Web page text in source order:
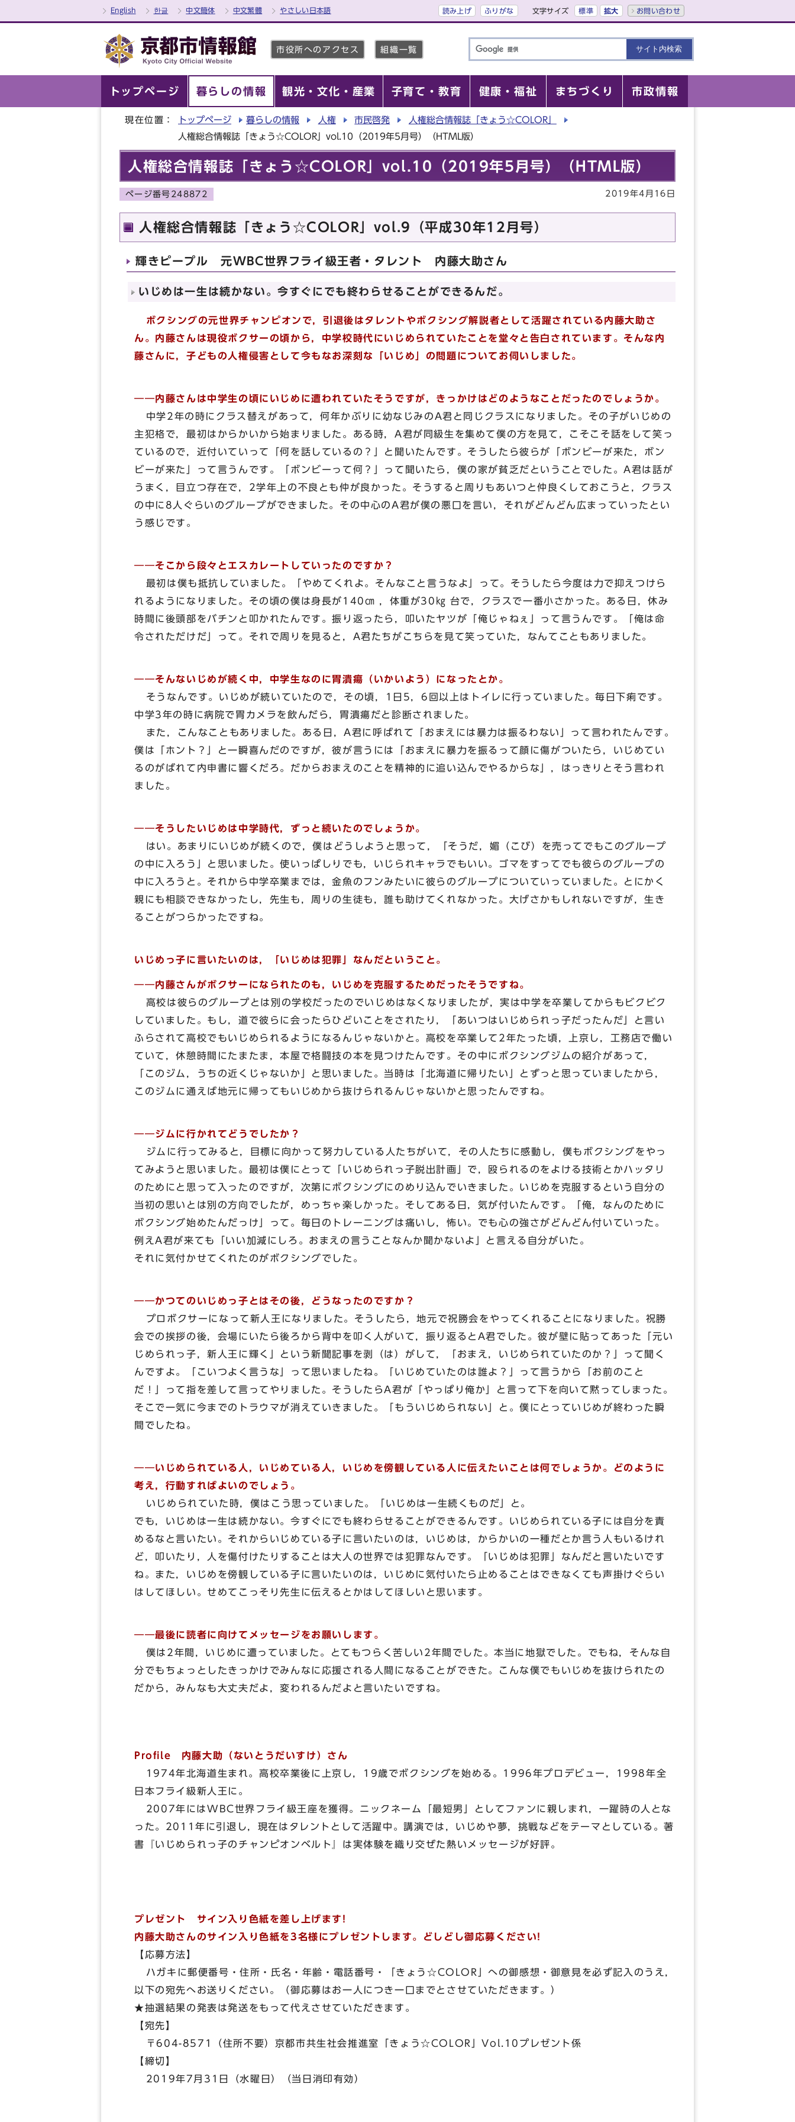
English 한글 中文簡体 中文繁體 やさしい日本語 読み上げ ふりがな 文字サイズ 標準 拡大 お問い合わせ
市役所へのアクセス 組織一覧
トップページ 暮らしの情報 観光・文化・産業 子育て・教育 健康・福祉 まちづくり 市政情報
現在位置： トップページ 暮らしの情報 人権 市民啓発
人権総合情報誌「きょう☆COLOR」
人権総合情報誌「きょう☆COLOR」vol.10（2019年5月号）（HTML版）
人権総合情報誌「きょう☆COLOR」vol.10（2019年5月号）（HTML版）
ページ番号248872 2019年4月16日
人権総合情報誌「きょう☆COLOR」vol.9（平成30年12月号）
輝きピープル 元WBC世界フライ級王者・タレント 内藤大助さん
いじめは一生は続かない。今すぐにでも終わらせることができるんだ。
ボクシングの元世界チャンピオンで，引退後はタレントやボクシング解説者として活躍されている内藤大助さ
ん。内藤さんは現役ボクサーの頃から，中学校時代にいじめられていたことを堂々と告白されています。そんな内
藤さんに，子どもの人権侵害として今もなお深刻な「いじめ」の問題についてお伺いしました。
――内藤さんは中学生の頃にいじめに遭われていたそうですが，きっかけはどのようなことだったのでしょうか。
中学2年の時にクラス替えがあって，何年かぶりに幼なじみのA君と同じクラスになりました。その子がいじめの
主犯格で，最初はからかいから始まりました。ある時，A君が同級生を集めて僕の方を見て，こそこそ話をして笑っ
ているので，近付いていって「何を話しているの？」と聞いたんです。そうしたら彼らが「ボンビーが来た，ボン
ビーが来た」って言うんです。「ボンビーって何？」って聞いたら，僕の家が貧乏だということでした。A君は話が
うまく，目立つ存在で，2学年上の不良とも仲が良かった。そうすると周りもあいつと仲良くしておこうと，クラス
の中に8人ぐらいのグループができました。その中心のA君が僕の悪口を言い，それがどんどん広まっていったとい
う感じです。
――そこから段々とエスカレートしていったのですか？
最初は僕も抵抗していました。「やめてくれよ。そんなこと言うなよ」って。そうしたら今度は力で抑えつけら
れるようになりました。その頃の僕は身長が140㎝ ，体重が30㎏ 台で，クラスで一番小さかった。ある日，休み
時間に後頭部をバチンと叩かれたんです。振り返ったら，叩いたヤツが「俺じゃねぇ」って言うんです。「俺は命
令されただけだ」って。それで周りを見ると，A君たちがこちらを見て笑っていた，なんてこともありました。
――そんないじめが続く中，中学生なのに胃潰瘍（いかいよう）になったとか。
そうなんです。いじめが続いていたので，その頃，1日5，6回以上はトイレに行っていました。毎日下痢です。
中学3年の時に病院で胃カメラを飲んだら，胃潰瘍だと診断されました。
また，こんなこともありました。ある日，A君に呼ばれて「おまえには暴力は振るわない」って言われたんです。
僕は「ホント？」と一瞬喜んだのですが，彼が言うには「おまえに暴力を振るって顔に傷がついたら，いじめてい
るのがばれて内申書に響くだろ。だからおまえのことを精神的に追い込んでやるからな」，はっきりとそう言われ
ました。
――そうしたいじめは中学時代，ずっと続いたのでしょうか。
はい。あまりにいじめが続くので，僕はどうしようと思って，「そうだ，媚（こび）を売ってでもこのグループ
の中に入ろう」と思いました。使いっぱしりでも，いじられキャラでもいい。ゴマをすってでも彼らのグループの
中に入ろうと。それから中学卒業までは，金魚のフンみたいに彼らのグループについていっていました。とにかく
親にも相談できなかったし，先生も，周りの生徒も，誰も助けてくれなかった。大げさかもしれないですが，生き
ることがつらかったですね。
いじめっ子に言いたいのは，「いじめは犯罪」なんだということ。
――内藤さんがボクサーになられたのも，いじめを克服するためだったそうですね。
高校は彼らのグループとは別の学校だったのでいじめはなくなりましたが，実は中学を卒業してからもビクビク
していました。もし，道で彼らに会ったらひどいことをされたり，「あいつはいじめられっ子だったんだ」と言い
ふらされて高校でもいじめられるようになるんじゃないかと。高校を卒業して2年たった頃，上京し，工務店で働い
ていて，休憩時間にたまたま，本屋で格闘技の本を見つけたんです。その中にボクシングジムの紹介があって，
「このジム，うちの近くじゃないか」と思いました。当時は「北海道に帰りたい」とずっと思っていましたから，
このジムに通えば地元に帰ってもいじめから抜けられるんじゃないかと思ったんですね。
――ジムに行かれてどうでしたか？
ジムに行ってみると，目標に向かって努力している人たちがいて，その人たちに感動し，僕もボクシングをやっ
てみようと思いました。最初は僕にとって「いじめられっ子脱出計画」で，殴られるのをよける技術とかハッタリ
のためにと思って入ったのですが，次第にボクシングにのめり込んでいきました。いじめを克服するという自分の
当初の思いとは別の方向でしたが，めっちゃ楽しかった。そしてある日，気が付いたんです。「俺，なんのために
ボクシング始めたんだっけ」って。毎日のトレーニングは痛いし，怖い。でも心の強さがどんどん付いていった。
例えA君が来ても「いい加減にしろ。おまえの言うことなんか聞かないよ」と言える自分がいた。
それに気付かせてくれたのがボクシングでした。
――かつてのいじめっ子とはその後，どうなったのですか？
プロボクサーになって新人王になりました。そうしたら，地元で祝勝会をやってくれることになりました。祝勝
会での挨拶の後，会場にいたら後ろから背中を叩く人がいて，振り返るとA君でした。彼が壁に貼ってあった「元い
じめられっ子，新人王に輝く」という新聞記事を剥（は）がして，「おまえ，いじめられていたのか？」って聞く
んですよ。「こいつよく言うな」って思いましたね。「いじめていたのは誰よ？」って言うから「お前のこと
だ！」って指を差して言ってやりました。そうしたらA君が「やっぱり俺か」と言って下を向いて黙ってしまった。
そこで一気に今までのトラウマが消えていきました。「もういじめられない」と。僕にとっていじめが終わった瞬
間でしたね。
――いじめられている人，いじめている人，いじめを傍観している人に伝えたいことは何でしょうか。どのように
考え，行動すればよいのでしょう。
いじめられていた時，僕はこう思っていました。「いじめは一生続くものだ」と。
でも，いじめは一生は続かない。今すぐにでも終わらせることができるんです。いじめられている子には自分を責
めるなと言いたい。それからいじめている子に言いたいのは，いじめは，からかいの一種だとか言う人もいるけれ
ど，叩いたり，人を傷付けたりすることは大人の世界では犯罪なんです。「いじめは犯罪」なんだと言いたいです
ね。また，いじめを傍観している子に言いたいのは，いじめに気付いたら止めることはできなくても声掛けぐらい
はしてほしい。せめてこっそり先生に伝えるとかはしてほしいと思います。
――最後に読者に向けてメッセージをお願いします。
僕は2年間，いじめに遭っていました。とてもつらく苦しい2年間でした。本当に地獄でした。でもね，そんな自
分でもちょっとしたきっかけでみんなに応援される人間になることができた。こんな僕でもいじめを抜けられたの
だから，みんなも大丈夫だよ，変われるんだよと言いたいですね。
Profile 内藤大助（ないとうだいすけ）さん
1974年北海道生まれ。高校卒業後に上京し，19歳でボクシングを始める。1996年プロデビュー，1998年全
日本フライ級新人王に。
2007年にはWBC世界フライ級王座を獲得。ニックネーム「最短男」としてファンに親しまれ，一躍時の人とな
った。2011年に引退し，現在はタレントとして活躍中。講演では，いじめや夢，挑戦などをテーマとしている。著
書『いじめられっ子のチャンピオンベルト』は実体験を織り交ぜた熱いメッセージが好評。
プレゼント サイン入り色紙を差し上げます!
内藤大助さんのサイン入り色紙を3名様にプレゼントします。どしどし御応募ください!
【応募方法】
ハガキに郵便番号・住所・氏名・年齢・電話番号・「きょう☆COLOR」への御感想・御意見を必ず記入のうえ，
以下の宛先へお送りください。（御応募はお一人につき一口までとさせていただきます。）
★抽選結果の発表は発送をもって代えさせていただきます。
【宛先】
〒604-8571（住所不要）京都市共生社会推進室「きょう☆COLOR」Vol.10プレゼント係
【締切】
2019年7月31日（水曜日）（当日消印有効）